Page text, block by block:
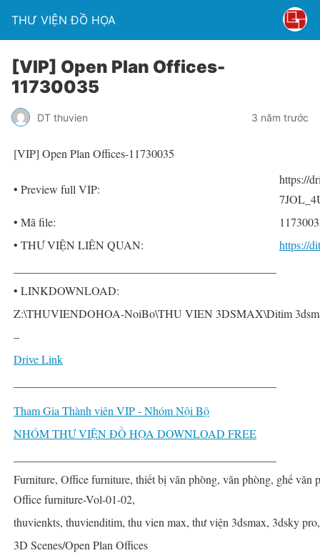
THƯ VIỆN ĐỒ HỌA
[VIP] Open Plan Offices-
11730035
DT thuvien 3 năm trước
[VIP] Open Plan Offices-11730035
• Preview full VIP:
https://
• Mã file:
• THƯ VIỆN LIÊN QUAN:
https://
• LINKDOWNLOAD:
Z:\THUVIENDOHOA-NoiBo\THU VIEN 3DSMAX\Ditim
–
Drive Link
Tham Gia Thành viên VIP - Nhóm Nội Bộ
NHÓM THƯ VIỆN ĐỒ HỌA DOWNLOAD FREE
Furniture, Office furniture, thiết bị văn phòng, văn phòng, ghế
Office furniture-Vol-01-02,
thuvienkts, thuvienditim, thu vien max, thư viện 3dsmax, 3dsky
3D Scenes/Open Plan Offices